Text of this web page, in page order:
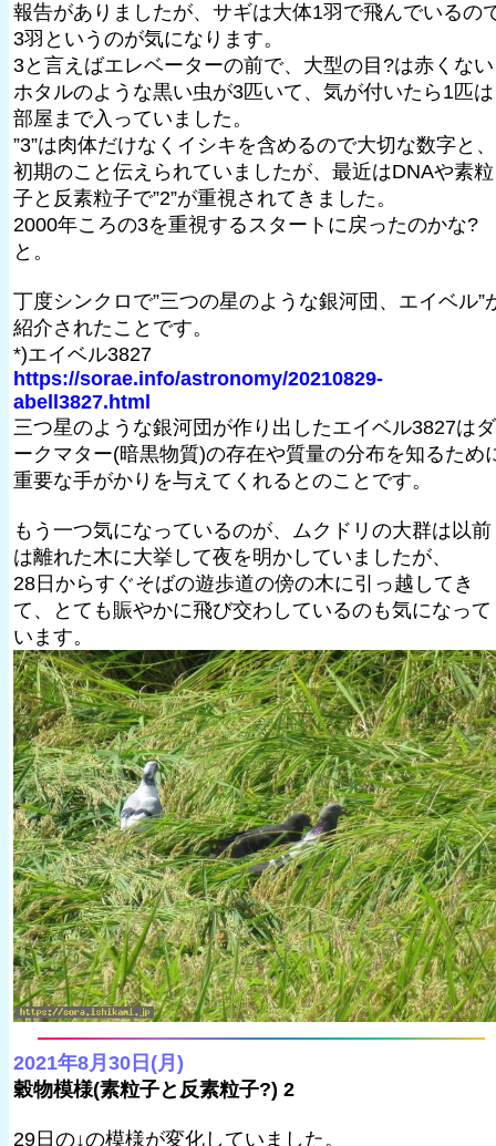
報告がありましたが、サギは大体1羽で飛んでいるの
3羽というのが気になります。
3と言えばエレベーターの前で、大型の目?は赤くない
ホタルのような黒い虫が3匹いて、気が付いたら1匹は
部屋まで入っていました。
”3”は肉体だけなくイシキを含めるので大切な数字と、
初期のこと伝えられていましたが、最近はDNAや素粒
子と反素粒子で”2”が重視されてきました。
2000年ころの3を重視するスタートに戻ったのかな?
と。
丁度シンクロで”三つの星のような銀河団、エイベル”
紹介されたことです。
*)エイベル3827
https://sorae.info/astronomy/20210829-
abell3827.html
三つ星のような銀河団が作り出したエイベル3827はダ
ークマター(暗黒物質)の存在や質量の分布を知るため
重要な手がかりを与えてくれるとのことです。
もう一つ気になっているのが、ムクドリの大群は以前
は離れた木に大挙して夜を明かしていましたが、
28日からすぐそばの遊歩道の傍の木に引っ越してき
て、とても賑やかに飛び交わしているのも気になって
います。
2021年8月30日(月)
穀物模様(素粒子と反素粒子?) 2
29日の↓の模様が変化していました。